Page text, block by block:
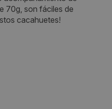
70g, son fáciles de
cacahuetes!